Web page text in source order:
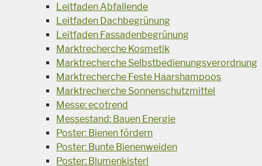
Leitfaden Abfallende
Leitfaden Dachbegrünung
Leitfaden Fassadenbegrünung
Marktrecherche Kosmetik
Marktrecherche Selbstbedienungsverordnung
Marktrecherche Feste Haarshampoos
Marktrecherche Sonnenschutzmittel
Messe: ecotrend
Messestand: Bauen Energie
Poster: Bienen fördern
Poster: Bunte Bienenweiden
Poster: Blumenkisterl